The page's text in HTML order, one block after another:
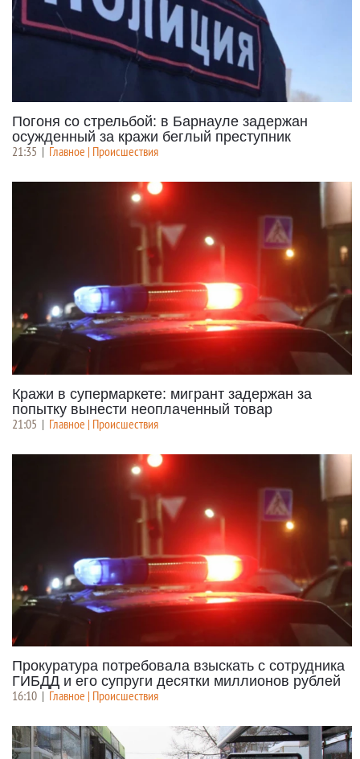
Погоня со стрельбой: в Барнауле задержан
осужденный за кражи беглый преступник
21:35 | Главное | Происшествия
Кражи в супермаркете: мигрант задержан за
попытку вынести неоплаченный товар
21:05 | Главное | Происшествия
Прокуратура потребовала взыскать с сотрудника
ГИБДД и его супруги десятки миллионов рублей
16:10 Главное | Происшествия